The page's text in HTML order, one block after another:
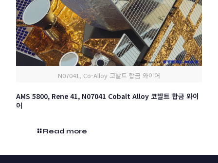
N07041, Co-Alloy 코발트 합금 와이어
AMS 5800, Rene 41, N07041 Cobalt Alloy 코발트 합금 와이
어
Read more